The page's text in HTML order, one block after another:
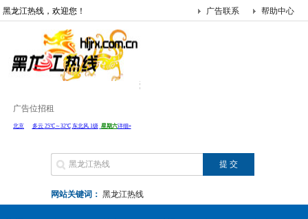
黑龙江热线，欢迎您！ 帮助中心
广告联系
广告位招租
网站关键词： 黑龙江热线